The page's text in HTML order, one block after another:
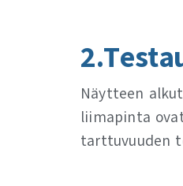
Näytteen
liimapinta
tarttuvuuden